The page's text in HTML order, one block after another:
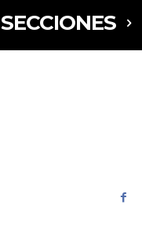
SECCIONES